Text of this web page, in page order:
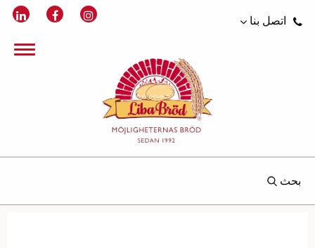
اتصل بنا
بحث